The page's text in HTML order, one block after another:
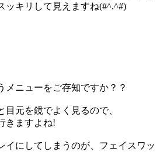
ッキリして見えますね(#^.^#)
メニューをご存知ですか？？
目元を鏡でよく見るので、
きますよね!
イにしてしまうのが、フェイスワッ